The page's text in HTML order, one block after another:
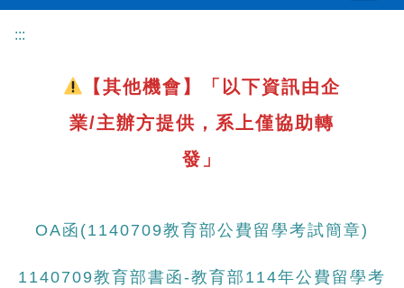
:::
【其他機會】「以下資訊由企
業/主辦方提供，系上僅協助轉
發」
OA函(1140709教育部公費留學考試簡章)
1140709教育部書函-教育部114年公費留學考